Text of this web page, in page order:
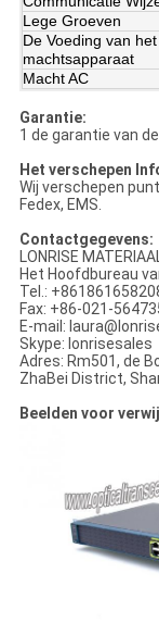
Lege Groeven
De Voeding van het
machtsapparaat
Macht AC
Garantie:
1 de garantie van
Het verschepen
Wij verschepen
Fedex, EMS.
Contactgegevens:
LONRISE
Het Hoofdbureau
Tel.:
Fax: +86-021-
E-mail:
Skype: lonrisesales
Adres: Rm501, de
ZhaBei District,
Beelden voor